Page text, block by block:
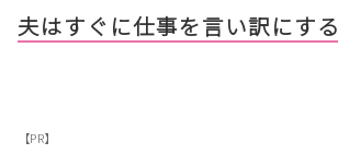
夫はすぐに仕事を言い訳にする
【PR】